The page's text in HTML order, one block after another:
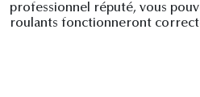
professionnel réputé, vous
roulants fonctionneront